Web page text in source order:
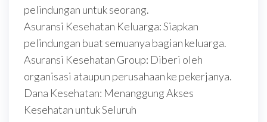
pelindungan untuk seorang.
Asuransi Kesehatan Keluarga: Siapkan
pelindungan buat semuanya bagian keluarga.
Asuransi Kesehatan Group: Diberi oleh
organisasi ataupun perusahaan ke pekerjanya.
Dana Kesehatan: Menanggung Akses
Kesehatan untuk Seluruh